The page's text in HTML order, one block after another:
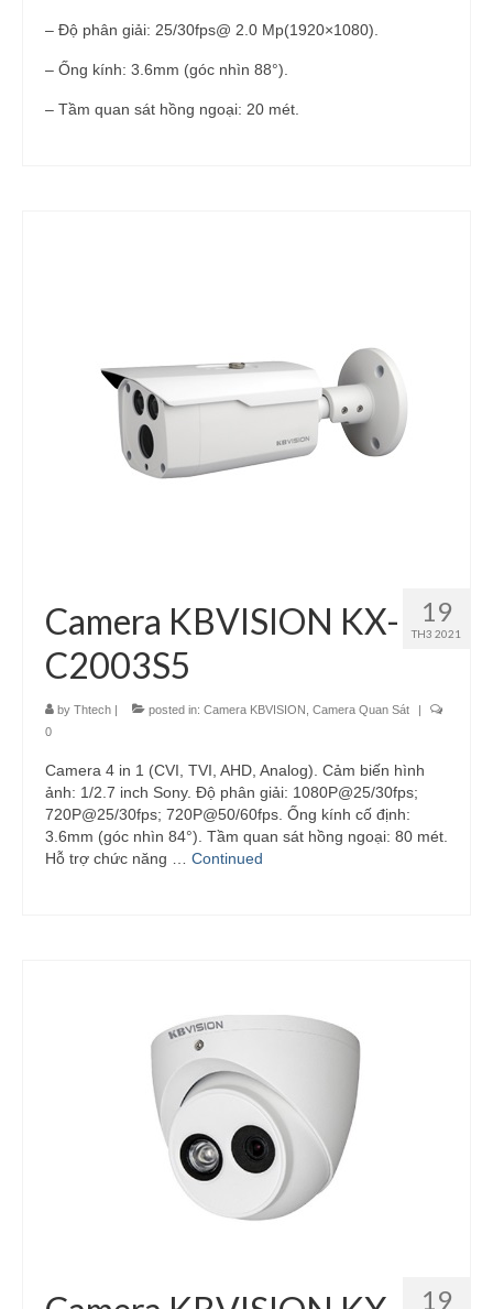
– Độ phân giải: 25/30fps@ 2.0 Mp(1920×1080).
– Ống kính: 3.6mm (góc nhìn 88°).
– Tầm quan sát hồng ngoại: 20 mét.
19
TH3 2021
Camera KBVISION KX-
C2003S5
by Thtech | posted in: Camera KBVISION Camera Quan Sát
|
0
Camera 4 in 1 (CVI, TVI, AHD, Analog). Cảm biến hình
ảnh: 1/2.7 inch Sony. Độ phân giải: 1080P@25/30fps;
720P@25/30fps; 720P@50/60fps. Ống kính cố định:
3.6mm (góc nhìn 84°). Tầm quan sát hồng ngoại: 80 mét.
Hỗ trợ chức năng … Continued
19